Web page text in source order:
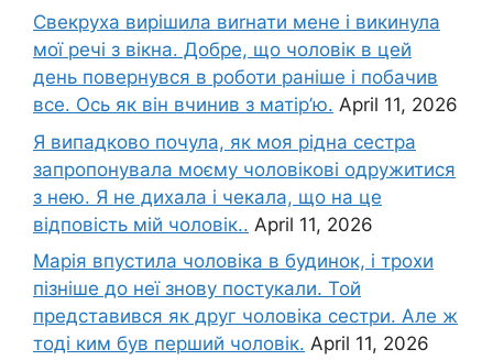
Свекруха вирішила виrнати мене і викинула
мої речі з вікна. Добре, що чоловік в цей
день повернувся в роботи раніше і побачив
все. Ось як він вчинив з матір’ю. April 11, 2026
Я випадково почула, як моя рідна сестра
запропонувала моєму чоловікові одружитися
з нею. Я не дихала і чекала, що на це
відповість мій чоловік.. April 11, 2026
Марія впустила чоловіка в будинок, і трохи
пізніше до неї знову постукали. Той
представився як друг чоловіка сестри. Але ж
тоді ким був перший чоловік. April 11, 2026